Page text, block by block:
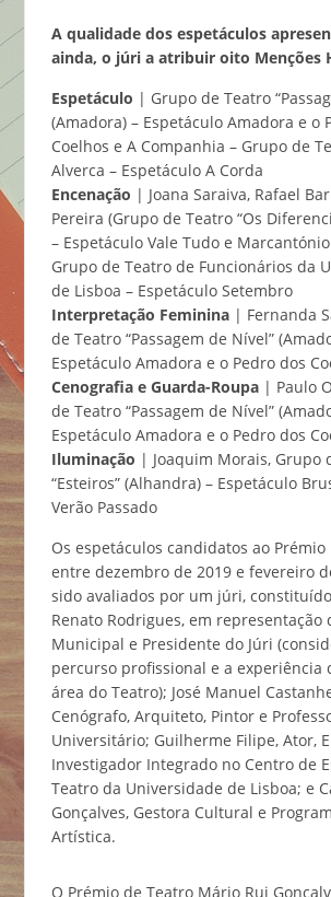
A qualidade dos espetáculos
ainda, o júri a atribuir oito Menções
Espetáculo | Grupo de Teatro
(Amadora) – Espetáculo Amadora e o
Coelhos e A Companhia – Grupo de
Alverca – Espetáculo A Corda
Encenação | Joana Saraiva, Rafael
Pereira (Grupo de Teatro “Os
– Espetáculo Vale Tudo e
Grupo de Teatro de Funcionários da
de Lisboa – Espetáculo Setembro
Interpretação Feminina| Fernanda
de Teatro “Passagem de Nível”
Espetáculo Amadora e o Pedro dos
Cenografia e Guarda-Roupa| Paulo
de Teatro “Passagem de Nível”
Espetáculo Amadora e o Pedro dos
Iluminação | Joaquim Morais, Grupo
“Esteiros” (Alhandra) – Espetáculo
Verão Passado
Os espetáculos candidatos ao
entre dezembro de 2019 e fevereiro
sido avaliados por um júri,
Renato Rodrigues, em representação
Municipal e Presidente do Júri
percurso profissional e a experiência
área do Teatro); José Manuel
Cenógrafo, Arquiteto, Pintor e
Universitário; Guilherme Filipe, Ator,
Investigador Integrado no Centro de
Teatro da Universidade de Lisboa; e
Gonçalves, Gestora Cultural e
Artística.
O Prémio de Teatro Mário Rui